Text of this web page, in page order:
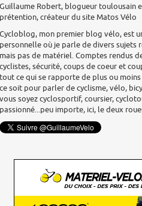
Guillaume Robert, blogueur toulousain
prétention, créateur du site Matos Vélo
Cycloblog, mon premier blog vélo, est
personnelle où je parle de divers sujets
mais pas de matériel. Comptes rendus
cyclistes, sécurité, coups de coeur et
tout ce qui se rapporte de plus ou
ce soit pour parler de cyclisme, vélo,
vous soyez cyclosportif, coursier,
passionné...peu importe, ici, le deux